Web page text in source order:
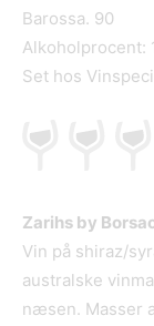
Barossa. 90
Alkoholprocent:
Set hos
Zarihs by
Vin på shiraz/
australske
næsen. Masser